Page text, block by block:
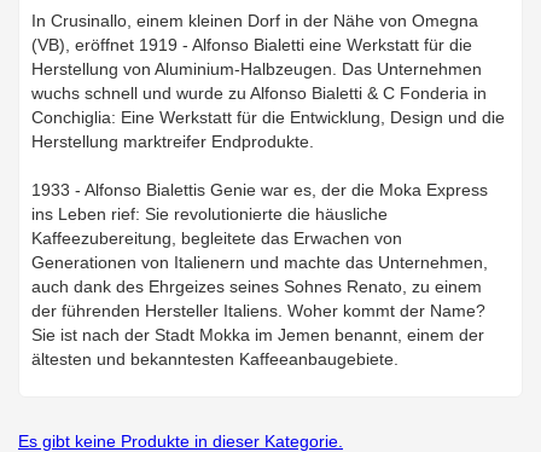
In Crusinallo, einem kleinen Dorf in der Nähe von Omegna
(VB), eröffnet 1919 - Alfonso Bialetti eine Werkstatt für die
Herstellung von Aluminium-Halbzeugen. Das Unternehmen
wuchs schnell und wurde zu Alfonso Bialetti & C Fonderia in
Conchiglia: Eine Werkstatt für die Entwicklung, Design und die
Herstellung marktreifer Endprodukte.
1933 - Alfonso Bialettis Genie war es, der die Moka Express
ins Leben rief: Sie revolutionierte die häusliche
Kaffeezubereitung, begleitete das Erwachen von
Generationen von Italienern und machte das Unternehmen,
auch dank des Ehrgeizes seines Sohnes Renato, zu einem
der führenden Hersteller Italiens. Woher kommt der Name?
Sie ist nach der Stadt Mokka im Jemen benannt, einem der
ältesten und bekanntesten Kaffeeanbaugebiete.
Es gibt keine Produkte in dieser Kategorie.